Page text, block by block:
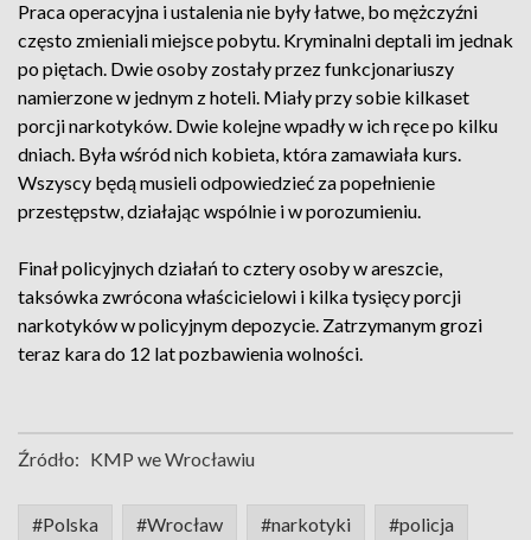
Praca operacyjna i ustalenia nie były łatwe, bo mężczyźni
często zmieniali miejsce pobytu. Kryminalni deptali im jednak
po piętach. Dwie osoby zostały przez funkcjonariuszy
namierzone w jednym z hoteli. Miały przy sobie kilkaset
porcji narkotyków. Dwie kolejne wpadły w ich ręce po kilku
dniach. Była wśród nich kobieta, która zamawiała kurs.
Wszyscy będą musieli odpowiedzieć za popełnienie
przestępstw, działając wspólnie i w porozumieniu.
Finał policyjnych działań to cztery osoby w areszcie,
taksówka zwrócona właścicielowi i kilka tysięcy porcji
narkotyków w policyjnym depozycie. Zatrzymanym grozi
teraz kara do 12 lat pozbawienia wolności.
Źródło: KMP we Wrocławiu
#Polska #Wrocław #narkotyki #policja